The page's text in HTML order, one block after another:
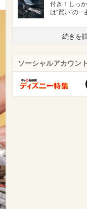
付き！しっ
は“買い”の一
続きを
ソーシャルアカウント